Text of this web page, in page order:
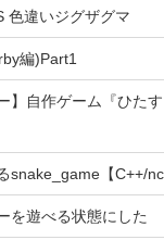
色違いジグザグマ
編)Part1
】自作ゲーム『ひた
snake_game【C++/
を遊べる状態にした